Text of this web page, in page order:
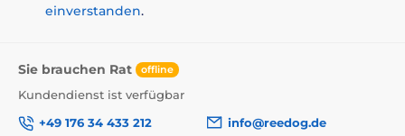
einverstanden.
Sie brauchen Rat offline
Kundendienst ist verfügbar
+49 176 34 433 212
info@reedog.de